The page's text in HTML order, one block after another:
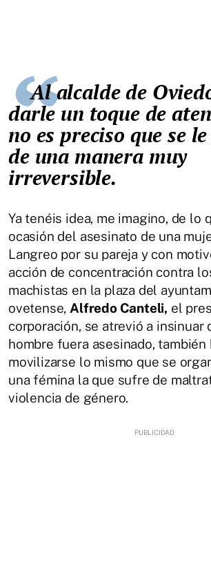
Al alcalde de Oviedo hay que
darle un toque de
no es preciso que se
de una manera muy
irreversible.
Ya tenéis idea, me imagino, de lo
ocasión del asesinato de una
Langreo por su pareja y con
acción de concentración contra
machistas en la plaza del
ovetense, Alfredo Canteli, el
corporación, se atrevió a insinuar
hombre fuera asesinado, también
movilizarse lo mismo que se
una fémina la que sufre de
violencia de género.